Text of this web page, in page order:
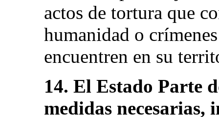
actos de tortura que
humanidad o
encuentren en su
14. El Estado Parte
medidas